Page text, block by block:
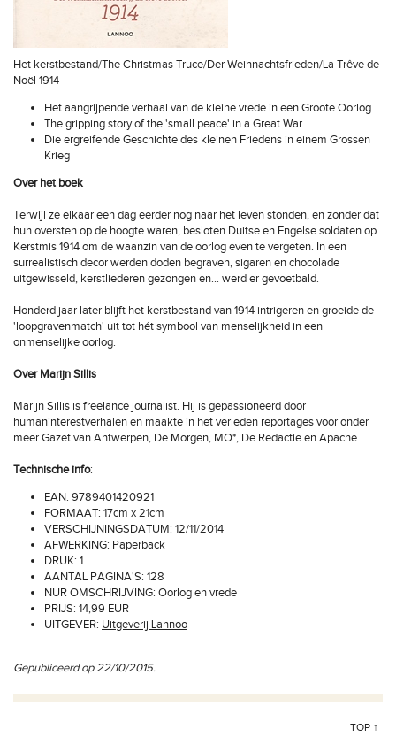
Het kerstbestand/The Christmas Truce/Der Weihnachtsfrieden/La Trêve de
Noël 1914
Het aangrijpende verhaal van de kleine vrede in een Groote Oorlog
The gripping story of the 'small peace' in a Great War
Die ergreifende Geschichte des kleinen Friedens in einem Grossen
Krieg
Over het boek
Terwijl ze elkaar een dag eerder nog naar het leven stonden, en zonder dat
hun oversten op de hoogte waren, besloten Duitse en Engelse soldaten op
Kerstmis 1914 om de waanzin van de oorlog even te vergeten. In een
surrealistisch decor werden doden begraven, sigaren en chocolade
uitgewisseld, kerstliederen gezongen en... werd er gevoetbald.
Honderd jaar later blijft het kerstbestand van 1914 intrigeren en groeide de
'loopgravenmatch' uit tot hét symbool van menselijkheid in een
onmenselijke oorlog.
Over Marijn Sillis
Marijn Sillis is freelance journalist. Hij is gepassioneerd door
humaninterestverhalen en maakte in het verleden reportages voor onder
meer Gazet van Antwerpen, De Morgen, MO*, De Redactie en Apache.
Technische info:
EAN: 9789401420921
FORMAAT: 17cm x 21cm
VERSCHIJNINGSDATUM: 12/11/2014
AFWERKING: Paperback
DRUK: 1
AANTAL PAGINA'S: 128
NUR OMSCHRIJVING: Oorlog en vrede
PRIJS: 14,99 EUR
UITGEVER: Uitgeverij Lannoo
Gepubliceerd op 22/10/2015.
TOP ↑